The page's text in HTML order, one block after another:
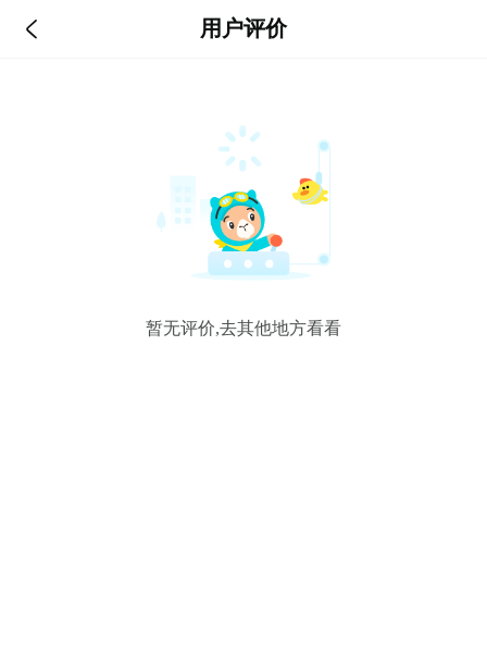
 用户评价
暂无评价,去其他地方看看